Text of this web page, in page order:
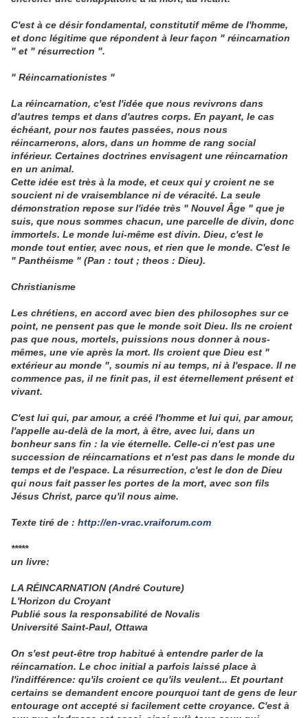
C'est à ce désir fondamental, constitutif même de l'homme,
et donc légitime que répondent à leur façon " réincarnation
" et " résurrection ".
" Réincarnationistes "
La réincarnation, c'est l'idée que nous revivrons dans
d'autres temps et dans d'autres corps. En payant, le cas
échéant, pour nos fautes passées, nous nous
réincarnerons, alors, dans un homme de rang social
inférieur. Certaines doctrines envisagent une réincarnation
en un animal.
Cette idée est très à la mode, et ceux qui y croient ne se
soucient ni de vraisemblance ni de véracité. La seule
démonstration repose sur l'idée très " Nouvel Âge " que je
suis, que nous sommes chacun, une parcelle de divin, donc
immortels. Le monde lui-même est divin. Dieu, c'est le
monde tout entier, avec nous, et rien que le monde. C'est le
" Panthéisme " (Pan : tout ; theos : Dieu).
Christianisme
Les chrétiens, en accord avec bien des philosophes sur ce
point, ne pensent pas que le monde soit Dieu. Ils ne croient
pas que nous, mortels, puissions nous donner à nous-
mêmes, une vie après la mort. Ils croient que Dieu est "
extérieur au monde ", soumis ni au temps, ni à l'espace. Il ne
commence pas, il ne finit pas, il est éternellement présent et
vivant.
C'est lui qui, par amour, a créé l'homme et lui qui, par amour,
l'appelle au-delà de la mort, à être, avec lui, dans un
bonheur sans fin : la vie éternelle. Celle-ci n'est pas une
succession de réincarnations et n'est pas dans le monde du
temps et de l'espace. La résurrection, c'est le don de Dieu
qui nous fait passer les portes de la mort, avec son fils
Jésus Christ, parce qu'il nous aime.
Texte tiré de : http://en-vrac.vraiforum.com
*****
un livre:
LA RÉINCARNATION (André Couture)
L'Horizon du Croyant
Publié sous la responsabilité de Novalis
Université Saint-Paul, Ottawa
On s'est peut-être trop habitué à entendre parler de la
réincarnation. Le choc initial a parfois laissé place à
l'indifférence: qu'ils croient ce qu'ils veulent... Et pourtant
certains se demandent encore pourquoi tant de gens de leur
entourage ont accepté si facilement cette croyance. C'est à